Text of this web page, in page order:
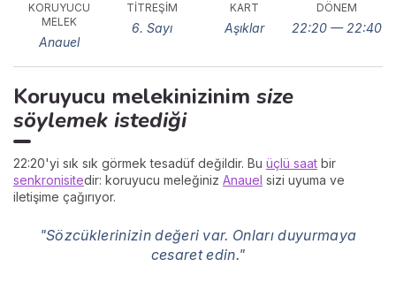
KORUYUCU
MELEK
Anauel
TITREŞIM
6. Sayı
KART
Aşıklar
DÖNEM
22:20 — 22:40
Koruyucu melekinizinim size
söylemek istediği
22:20'yi sık sık görmek tesadüf değildir. Bu üçlü saat bir
senkronisitedir: koruyucu meleğiniz Anauel sizi uyuma ve
iletişime çağırıyor.
"Sözcüklerinizin değeri var. Onları duyurmaya
cesaret edin."